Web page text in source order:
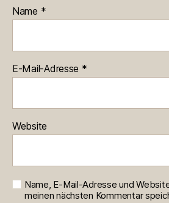
Name *
E-Mail-Adresse *
Website
Name, E-Mail-Adresse und
meinen nächsten Kommentar